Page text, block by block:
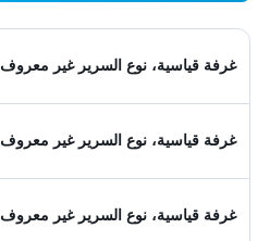
غرفة قياسية، نوع السرير غير معروف
غرفة قياسية، نوع السرير غير معروف
غرفة قياسية، نوع السرير غير معروف